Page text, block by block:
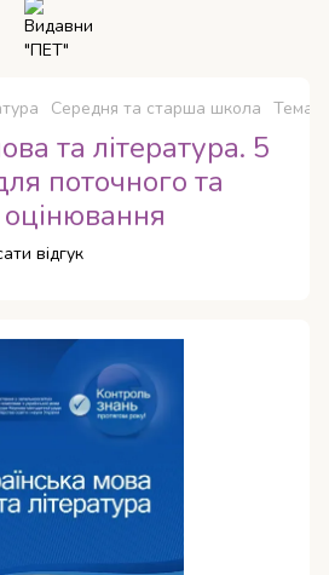
Середня та старша школа
та література. 5
поточного та
відгук